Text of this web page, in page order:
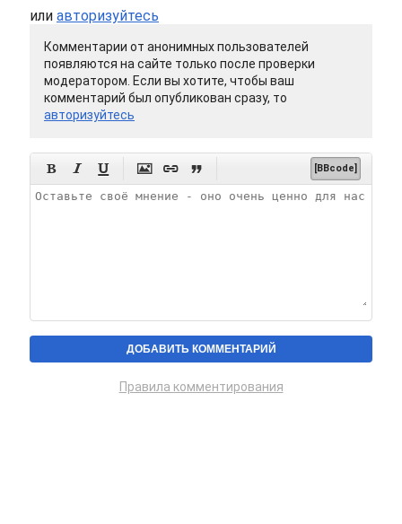
или авторизуйтесь
Комментарии от анонимных пользователей
появляются на сайте только после проверки
модератором. Если вы хотите, чтобы ваш
комментарий был опубликован сразу, то
авторизуйтесь
      [BBcode]
Правила комментирования